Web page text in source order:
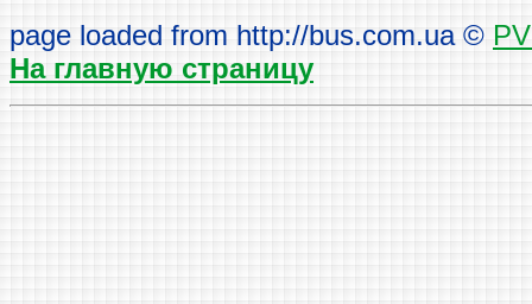
page loaded from http://bus.com.ua ©
На главную страницу